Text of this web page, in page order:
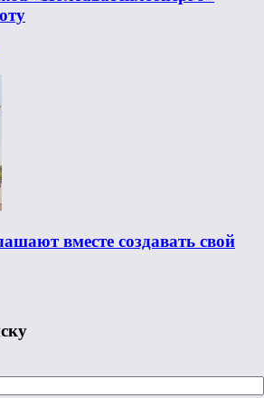
вместе создавать свой